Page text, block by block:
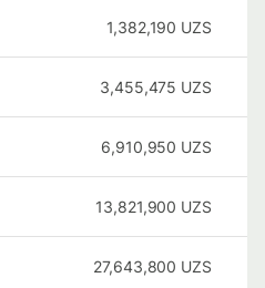
1,382,190 UZS
3,455,475 UZS
6,910,950 UZS
13,821,900 UZS
27,643,800 UZS